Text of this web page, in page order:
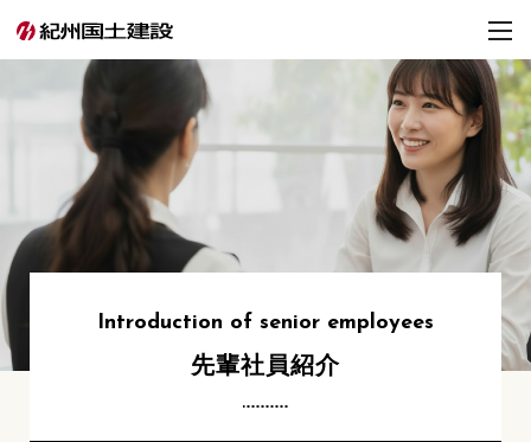
先輩社員紹介
Introduction of senior employees